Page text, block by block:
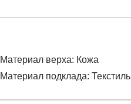
Материал верха: Кожа
Материал подклада: Текстиль